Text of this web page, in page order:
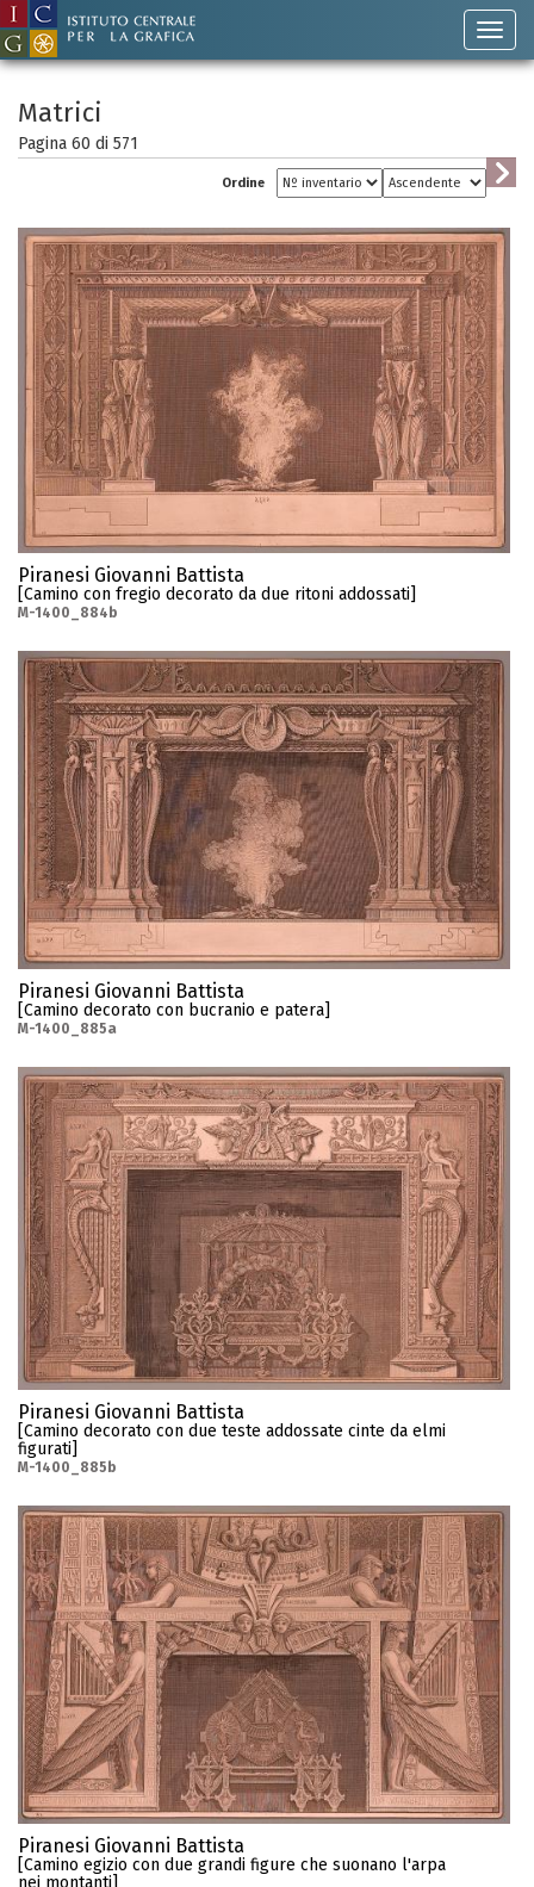
Matrici
Pagina 60 di 571
Ordine
Piranesi Giovanni Battista
[Camino con fregio decorato da due ritoni addossati]
M-1400_884b
Piranesi Giovanni Battista
[Camino decorato con bucranio e patera]
M-1400_885a
Piranesi Giovanni Battista
[Camino decorato con due teste addossate cinte da elmi
figurati]
M-1400_885b
Piranesi Giovanni Battista
[Camino egizio con due grandi figure che suonano l'arpa
nei montanti]